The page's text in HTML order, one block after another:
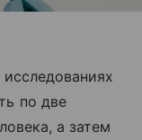
по две
а затем